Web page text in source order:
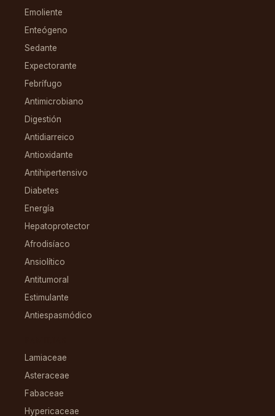
Emoliente
Enteógeno
Sedante
Expectorante
Febrífugo
Antimicrobiano
Digestión
Antidiarreico
Antioxidante
Antihipertensivo
Diabetes
Energía
Hepatoprotector
Afrodisíaco
Ansiolítico
Antitumoral
Estimulante
Antiespasmódico
Lamiaceae
Asteraceae
Fabaceae
Hypericaceae